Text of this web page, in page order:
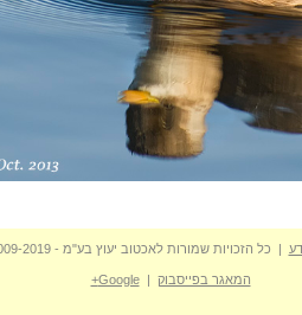
| כל הזכויות שמורות לאכטוב יעוץ בע"מ - 2009-2019 © |
המאגר בפייסבוק |
Google+